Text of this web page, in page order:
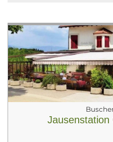
Jausenstation